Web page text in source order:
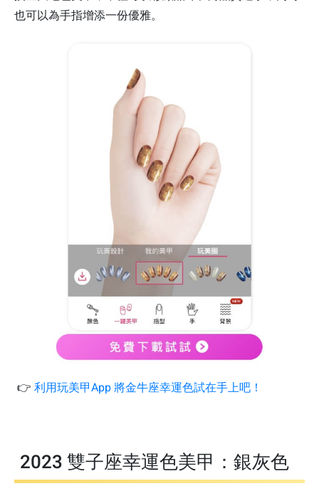
也可以為手指增添一份優雅。
👉 利用玩美甲App 將金牛座幸運色試在手上吧！
2023 雙子座幸運色美甲：銀灰色